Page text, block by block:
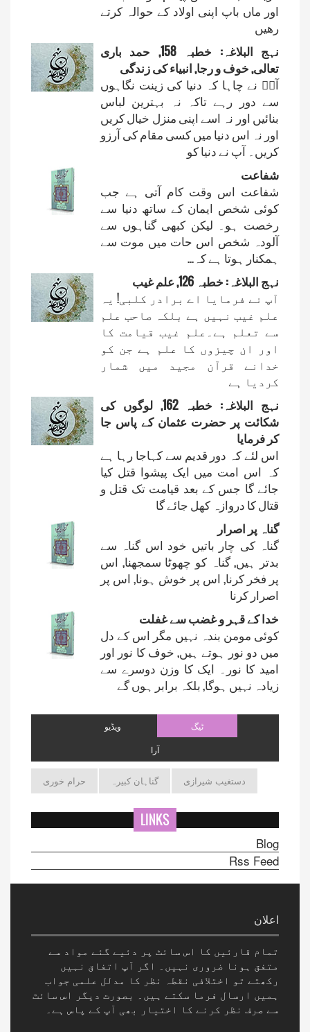
اور ماں باپ اپنی اولاد کے حوالہ کرتے
رھیں
نہج البلاغہ: خطبہ 158, حمد باری
تعالی, خوف و رجا, انبیاء کی زندگی
آپؐ نے چاہا کہ دنیا کی زینت نگاہوں
سے دور رہے تاکہ نہ بہترین لباس
بنائیں اور نہ اسے اپنی منزل خیال کریں
اور نہ اس دنیا میں کسی مقام کی آرزو
کریں۔ آپ نے دنیا کو
شفاعت
شفاعت اس وقت کام آتی ہے جب
کوئی شخص ایمان کے ساتھ دنیا سے
رخصت ہو۔ لیکن کبھی گناہوں سے
آلودہ شخص اس حات میں موت سے
ہمکنار ہوتا ہے کہ...
نہج البلاغہ: خطبہ 126, علم غیب
آپ نے فرمایا اے برادر کلبی! یہ
علم غیب نہیں ہے بلکہ صاحب علم
سے تعلم ہے۔علم غیب قیامت کا
اور ان چیزوں کا علم ہے جن کو
خدانے قرآن مجید میں شمار
کردیا ہے
نہج البلاغہ: خطبہ 162, لوگوں کی
شکائت پر حضرت عثمان کے پاس جا
کر فرمایا
اس لئے کہ دور قدیم سے کہاجا رہا ہے
کہ اس امت میں ایک پیشوا قتل کیا
جائے گا جس کے بعد قیامت تک قتل و
قتال کا دروازہ کھل جائے گا
گناہ پر اصرار
گناہ کی چار باتیں خود اس گناہ سے
بدتر ہیں, گناہ کو چھوٹا سمجھنا, اس
پر فخر کرنا, اس پر خوش ہونا, اس پر
اصرار کرنا
خدا کے قہر و غضب سے غفلت
کوئی مومن بندہ نہیں مگر اس کے دل
میں دو نور ہوتے ہیں, خوف کا نور اور
امید کا نور۔ ایک کا وزن دوسرے سے
زیادہ نہیں ہوگا, بلکہ برابر ہوں گے
ٹیگ
ویڈیو
آرا
حرام خوری گناہان کبیرہ دستغیب شیرازی
LINKS
Blog
Rss Feed
اعلان
تمام قارئیں کا اس سائٹ پر دئیے گئے مواد سے
متفق ہونا ضروری نہیں۔ اگر آپ اتفاق نہیں
رکھتے تو اختلافی نقطہ نظر کا مدلل علمی جواب
ہمیں ارسال فرما سکتے ہیں۔ بصورت دیگر اس سائٹ
سے صرف نظر کرنے کا اختیار بھی آپ کے پاس ہے۔